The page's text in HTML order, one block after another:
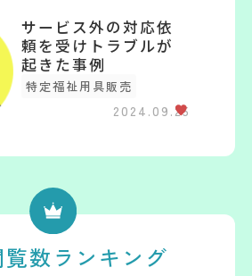
サービス外の対応依
頼を受けトラブルが
起きた事例
特定福祉用具販売
2024.09.25
数ランキング